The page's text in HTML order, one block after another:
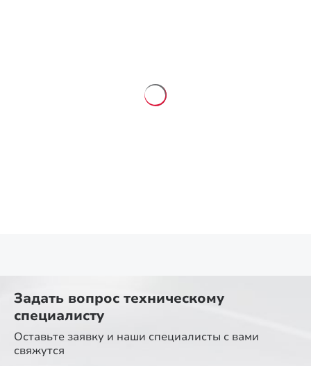
Задать вопрос техническому
специалисту
Оставьте заявку и наши специалисты с вами
свяжутся